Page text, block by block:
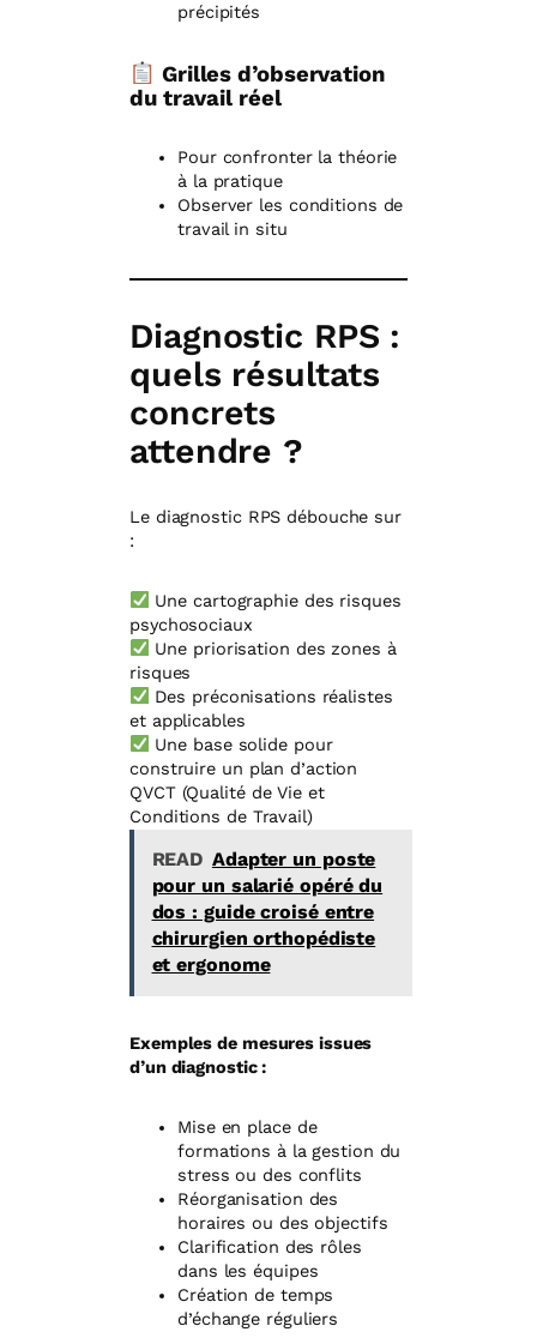
précipités
Grilles d’observation
du travail réel
Pour confronter la théorie
à la pratique
Observer les conditions de
travail in situ
Diagnostic RPS :
quels résultats
concrets
attendre ?
Le diagnostic RPS débouche sur
:
Une cartographie des risques
psychosociaux
Une priorisation des zones à
risques
Des préconisations réalistes
et applicables
Une base solide pour
construire un plan d’action
QVCT (Qualité de Vie et
Conditions de Travail)
READ Adapter un poste
pour un salarié opéré du
dos : guide croisé entre
chirurgien orthopédiste
et ergonome
Exemples de mesures issues
d’un diagnostic :
Mise en place de
formations à la gestion du
stress ou des conflits
Réorganisation des
horaires ou des objectifs
Clarification des rôles
dans les équipes
Création de temps
d’échange réguliers